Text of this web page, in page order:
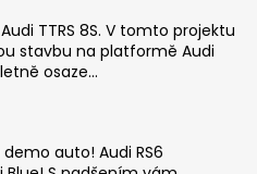
TTRS 8S. V tomto projektu
stavbu na platformě Audi
osaze...
auto! Audi RS6